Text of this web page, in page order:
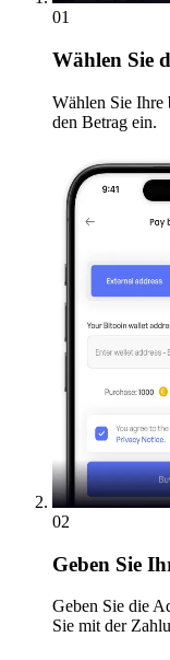
01
Wählen Sie
Wählen Sie Ihre
den Betrag ein.
02
Geben Sie
Geben Sie die
Sie mit der